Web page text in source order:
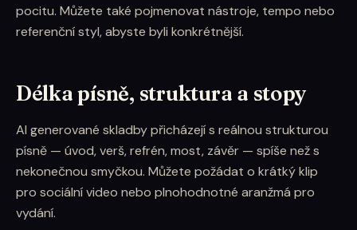
pocitu. Můžete také pojmenovat nástroje, tempo nebo
referenční styl, abyste byli konkrétnější.
Délka písně, struktura a stopy
AI generované skladby přicházejí s reálnou strukturou
písně — úvod, verš, refrén, most, závěr — spíše než s
nekonečnou smyčkou. Můžete požádat o krátký klip
pro sociální video nebo plnohodnotné aranžmá pro
vydání.